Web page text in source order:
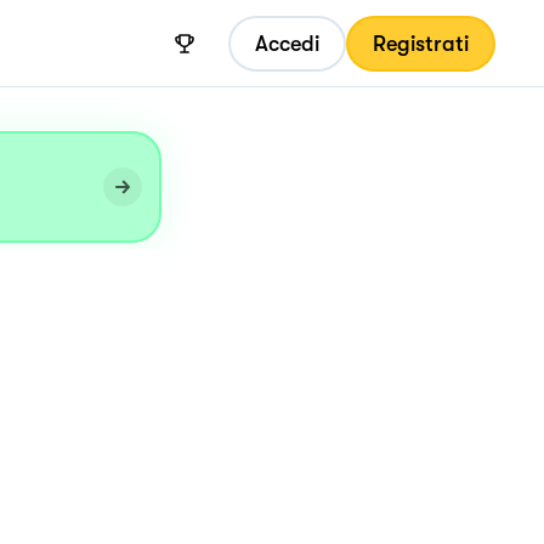
Accedi Registrati